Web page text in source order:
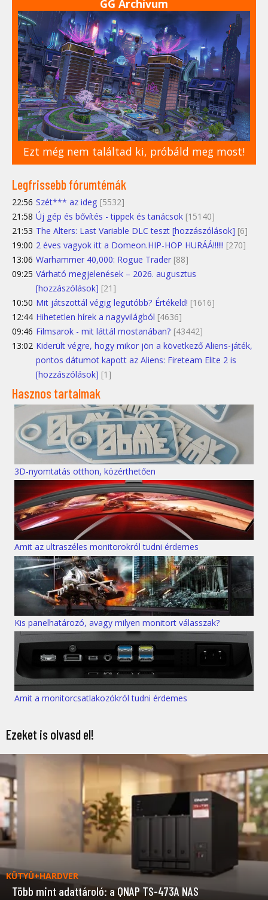
GG Archívum
Ezt még nem találtad ki, próbáld meg most!
Legfrissebb fórumtémák
22:56 Szét*** az ideg [5532]
21:58 Új gép és bővítés - tippek és tanácsok [15140]
21:53 The Alters: Last Variable DLC teszt [hozzászólások] [6]
19:00 2 éves vagyok itt a Domeon.HIP-HOP HURÁÁ!!!!!! [270]
13:06 Warhammer 40,000: Rogue Trader [88]
09:25 Várható megjelenések – 2026. augusztus
[hozzászólások] [21]
10:50 Mit játszottál végig legutóbb? Értékeld! [1616]
12:44 Hihetetlen hírek a nagyvilágból [4636]
09:46 Filmsarok - mit láttál mostanában? [43442]
13:02 Kiderült végre, hogy mikor jön a következő Aliens-játék,
pontos dátumot kapott az Aliens: Fireteam Elite 2 is
[hozzászólások] [1]
Hasznos tartalmak
3D-nyomtatás otthon, közérthetően
Amit az ultraszéles monitorokról tudni érdemes
Kis panelhatározó, avagy milyen monitort válasszak?
Amit a monitorcsatlakozókról tudni érdemes
Ezeket is olvasd el!
KÜTYÜ+HARDVER
Több mint adattároló: a QNAP TS-473A NAS